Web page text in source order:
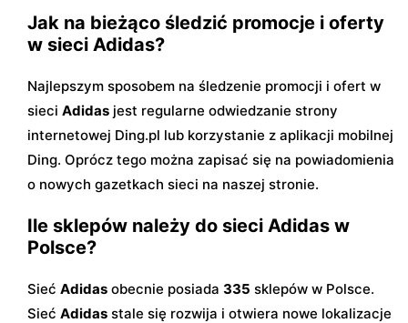
Jak na bieżąco śledzić promocje i oferty
w sieci Adidas?
Najlepszym sposobem na śledzenie promocji i ofert w
sieci Adidas jest regularne odwiedzanie strony
internetowej Ding.pl lub korzystanie z aplikacji mobilnej
Ding. Oprócz tego można zapisać się na powiadomienia
o nowych gazetkach sieci na naszej stronie.
Ile sklepów należy do sieci Adidas w
Polsce?
Sieć Adidas obecnie posiada 335 sklepów w Polsce.
Sieć Adidas stale się rozwija i otwiera nowe lokalizacje